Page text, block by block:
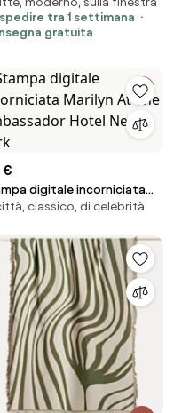
HERE. (round)
spedire tra 1 settimana
gratuita
€
digitale incorniciata
At The Ambassador
classico, di celebrità